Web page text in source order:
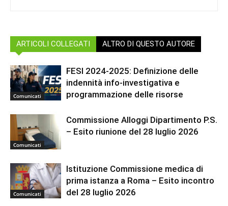
ARTICOLI COLLEGATI ALTRO DI QUESTO AUTORE
Comunicati
FESI 2024-2025: Definizione delle
indennità info-investigativa e
programmazione delle risorse
Comunicati
Commissione Alloggi Dipartimento P.S.
– Esito riunione del 28 luglio 2026
Comunicati
Istituzione Commissione medica di
prima istanza a Roma – Esito incontro
del 28 luglio 2026